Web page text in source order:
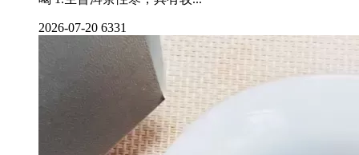
2026-07-20 6331